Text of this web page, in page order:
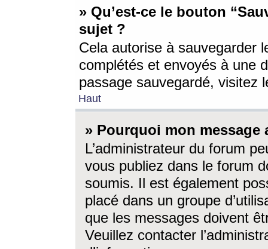
» Qu’est-ce le bouton
sujet ?
Cela autorise à sauvegarder
complétés et envoyés à une
passage sauvegardé, visitez
Haut
» Pourquoi mon message
L’administrateur du forum
vous publiez dans le forum
soumis. Il est également
placé dans un groupe
que les messages doivent
Veuillez contacter